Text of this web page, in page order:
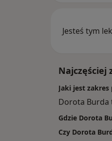
Jesteś tym
Najczęściej
Jaki jest
Dorota Burda
Gdzie Dorota
Czy Dorota